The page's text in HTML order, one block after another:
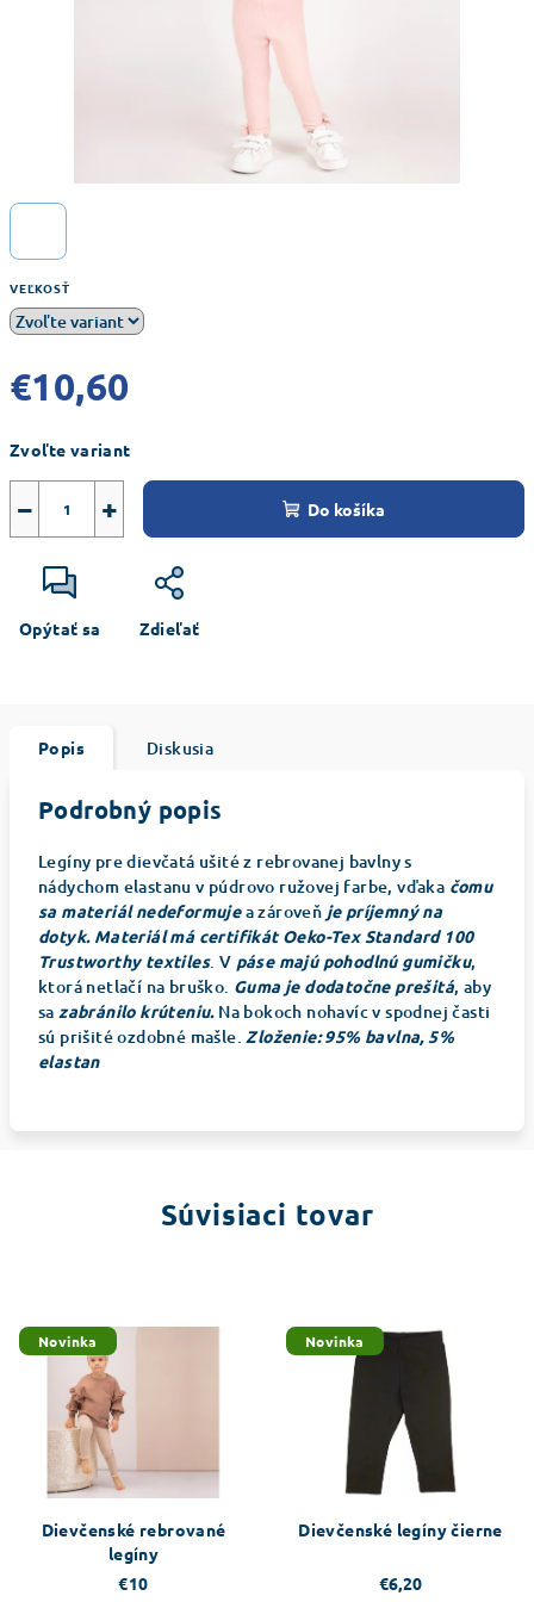
VEĽKOSŤ
€10,60
cena:
Zvoľte variant
+
− Do košíka
Opýtať sa Zdieľať
Popis Diskusia
Podrobný popis
Legíny pre dievčatá ušité z rebrovanej bavlny s
nádychom elastanu v púdrovo ružovej farbe, vďaka čomu
sa materiál nedeformujea zároveň je príjemný na
dotyk. Materiál má certifikát Oeko-Tex Standard 100
Trustworthy textiles. V páse majú pohodlnú gumičku,
ktorá netlačí na bruško. Guma je dodatočne prešitá, aby
sazabránilo krúteniu.Na bokoch nohavíc v spodnej časti
sú prišité ozdobné mašle.Zloženie: 95% bavlna, 5%
elastan
Súvisiaci tovar
Novinka
Dievčenské rebrované
legíny
€10
Novinka
Dievčenské legíny čierne
€6,20